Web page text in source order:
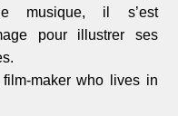
musique, il s’est
pour illustrer ses
maker who lives in